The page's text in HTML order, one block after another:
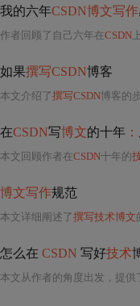
我的六年CSDN博文写作
作者回顾了自己六年在CSDN 上
如果撰写CSDN博客
本文介绍了撰写CSDN博客的步骤
在CSDN写博文的十年 ：
本文回顾作者在CSDN十年的
博文写作规范
本文详细阐述了撰写技术博文
怎么在 CSDN 写好技术
本文从作者的角度出发，提供